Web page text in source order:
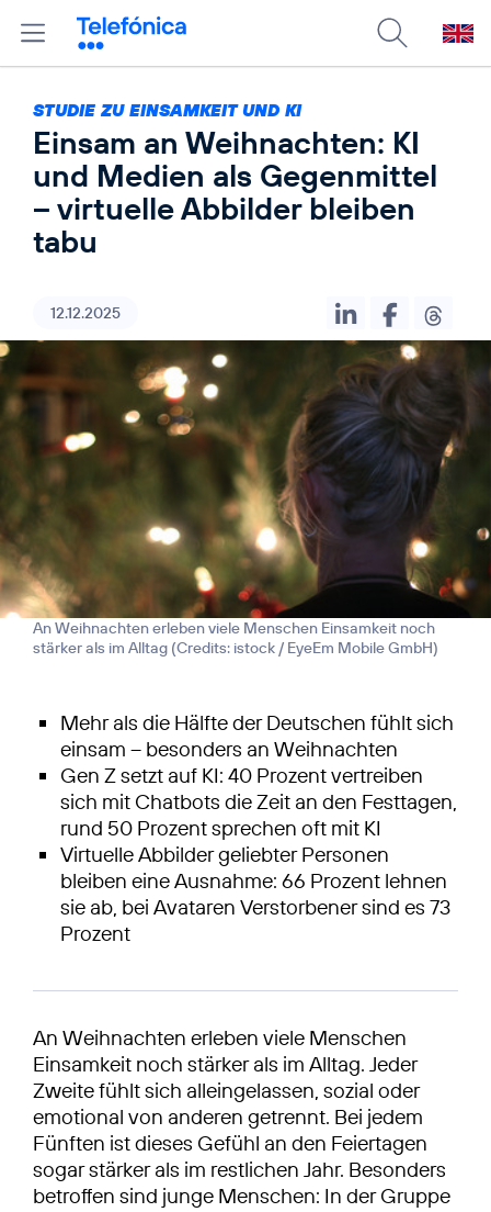
STUDIE ZU EINSAMKEIT UND KI
Einsam an Weihnachten: KI
und Medien als Gegenmittel
– virtuelle Abbilder bleiben
tabu
12.12.2025
An Weihnachten erleben viele Menschen Einsamkeit noch
stärker als im Alltag (Credits: istock / EyeEm Mobile GmbH)
Mehr als die Hälfte der Deutschen fühlt sich
einsam – besonders an Weihnachten
Gen Z setzt auf KI: 40 Prozent vertreiben
sich mit Chatbots die Zeit an den Festtagen,
rund 50 Prozent sprechen oft mit KI
Virtuelle Abbilder geliebter Personen
bleiben eine Ausnahme: 66 Prozent lehnen
sie ab, bei Avataren Verstorbener sind es 73
Prozent
An Weihnachten erleben viele Menschen
Einsamkeit noch stärker als im Alltag. Jeder
Zweite fühlt sich alleingelassen, sozial oder
emotional von anderen getrennt. Bei jedem
Fünften ist dieses Gefühl an den Feiertagen
sogar stärker als im restlichen Jahr. Besonders
betroffen sind junge Menschen: In der Gruppe